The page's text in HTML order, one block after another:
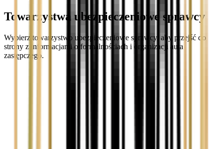
Towarzystwa ubezpieczeniowe sprawcy
Wybierz towarzystwo ubezpieczeniowe sprawcy, aby przejść do
strony z informacjami o formalnościach i organizacji auta
zastępczego.